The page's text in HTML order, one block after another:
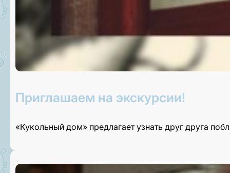
Приглашаем на экскурсии!
«Кукольный дом» предлагает узнать друг друга